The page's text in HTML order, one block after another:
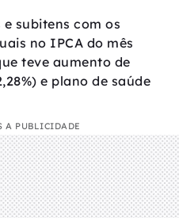
subitens com os
no IPCA do mês
teve aumento de
e plano de saúde
A PUBLICIDADE